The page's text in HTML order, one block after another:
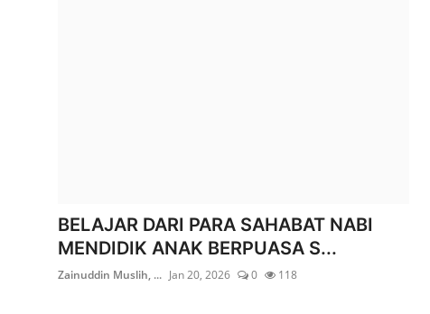
BELAJAR DARI PARA SAHABAT NABI
MENDIDIK ANAK BERPUASA S...
Zainuddin Muslih, ... Jan 20, 2026 0 118